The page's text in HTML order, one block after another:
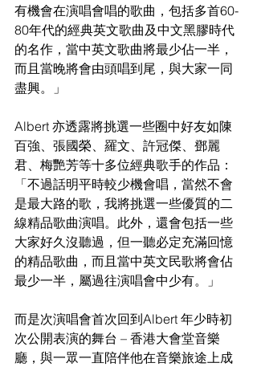
有機會在演唱會唱的歌曲，包括多首60-
80年代的經典英文歌曲及中文黑膠時代
的名作，當中英文歌曲將最少佔一半，
而且當晚將會由頭唱到尾，與大家一同
盡興。」
Albert 亦透露將挑選一些圈中好友如陳
百強、張國榮、羅文、許冠傑、鄧麗
君、梅艷芳等十多位經典歌手的作品：
「不過話明平時較少機會唱，當然不會
是最大路的歌，我將挑選一些優質的二
線精品歌曲演唱。此外，還會包括一些
大家好久沒聽過，但一聽必定充滿回憶
的精品歌曲，而且當中英文民歌將會佔
最少一半，屬過往演唱會中少有。」
而是次演唱會首次回到Albert 年少時初
次公開表演的舞台 – 香港大會堂音樂
廳，與一眾一直陪伴他在音樂旅途上成